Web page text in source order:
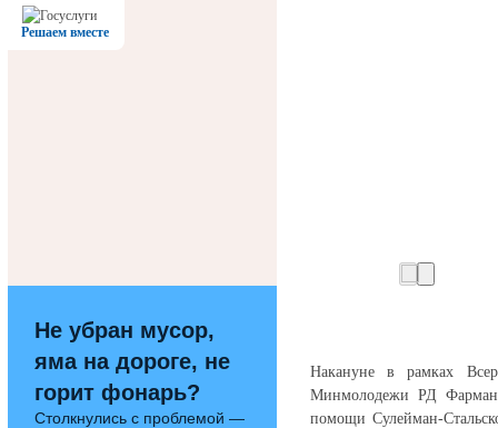
Решаем вместе
Не убран мусор,
яма на дороге, не
горит фонарь?
Столкнулись с проблемой —
Накануне в рамках
Минмолодежи РД Фарман
помощи Сулейман-